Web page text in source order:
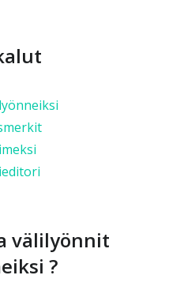
välilyönnit
?